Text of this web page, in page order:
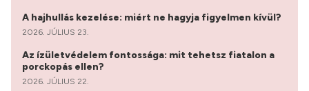
A hajhullás kezelése: miért ne hagyja figyelmen kívül?
2026. JÚLIUS 23.
Az ízületvédelem fontossága: mit tehetsz fiatalon a
porckopás ellen?
2026. JÚLIUS 22.